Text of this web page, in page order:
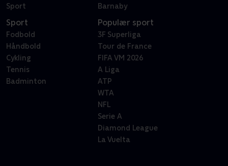
Sport
Barnaby
Sport
Fodbold
Håndbold
Cykling
Tennis
Badminton
Populær sport
3F Superliga
Tour de France
FIFA VM 2026
A Liga
ATP
WTA
NFL
Serie A
Diamond League
La Vuelta